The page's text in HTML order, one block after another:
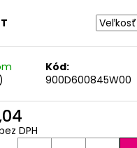
Kód:
900D600845W00
DPH